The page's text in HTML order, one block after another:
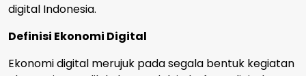
digital Indonesia.
Definisi Ekonomi Digital
Ekonomi digital merujuk pada segala bentuk kegiatan